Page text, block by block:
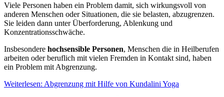
Viele Personen haben ein Problem damit, sich wirkungsvoll von
anderen Menschen oder Situationen, die sie belasten, abzugrenzen.
Sie leiden dann unter Überforderung, Ablenkung und
Konzentrationsschwäche.
Insbesondere hochsensible Personen, Menschen die in Heilberufen
arbeiten oder beruflich mit vielen Fremden in Kontakt sind, haben
ein Problem mit Abgrenzung.
Weiterlesen: Abgrenzung mit Hilfe von Kundalini Yoga